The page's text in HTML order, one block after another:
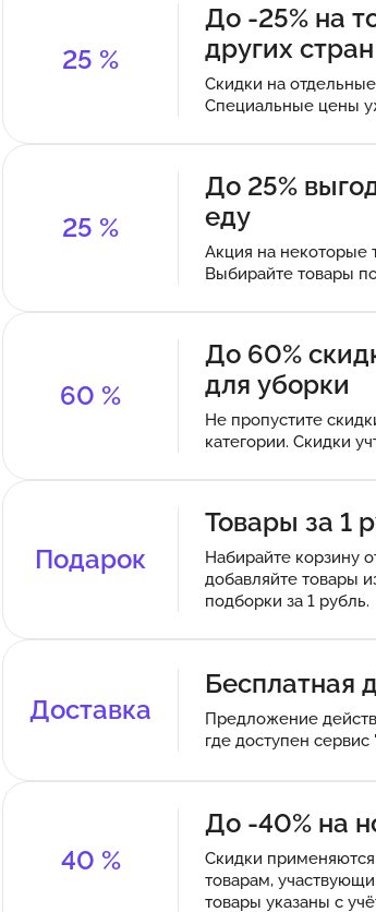
25 %
До -25% на
других стран
Скидки на
Специальные цены
25 %
До 25%
еду
Акция на некоторые
Выбирайте товары
60 %
До 60%
для уборки
Не пропустите
категории. Скидки
Подарок
Товары за 1
Набирайте корзину
добавляйте товары
подборки за 1 рубль.
Доставка
Бесплатная
Предложение
где доступен сервис
40 %
До -40% на
Скидки
товарам,
товары указаны с